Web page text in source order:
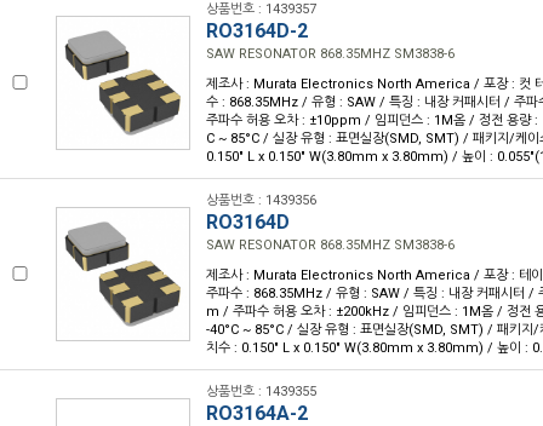
상품번호 : 1439357
RO3164D-2
SAW RESONATOR 868.35MHZ SM3838-6
제조사 : Murata Electronics North America / 포장 : 컷
수 : 868.35MHz / 유형 : SAW / 특징 : 내장 커패시터 / 주
주파수 허용 오차 : ±10ppm / 임피던스 : 1M옴 / 정전 용량 :
C ~ 85°C / 실장 유형 : 표면실장(SMD, SMT) / 패키지/케
0.150" L x 0.150" W(3.80mm x 3.80mm) / 높이 :
상품번호 : 1439356
RO3164D
SAW RESONATOR 868.35MHZ SM3838-6
제조사 : Murata Electronics North America / 포장 : 테
주파수 : 868.35MHz / 유형 : SAW / 특징 : 내장 커패시터 /
m / 주파수 허용 오차 : ±200kHz / 임피던스 : 1M옴 / 정전
-40°C ~ 85°C / 실장 유형 : 표면실장(SMD, SMT) / 패키지
치수 : 0.150" L x 0.150" W(3.80mm x 3.80mm) / 높이 :
상품번호 : 1439355
RO3164A-2